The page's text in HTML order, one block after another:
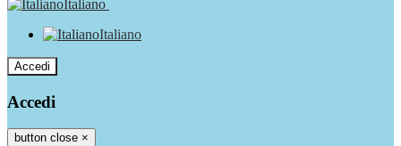
Italiano
Italiano
Accedi
Accedi
button close ×